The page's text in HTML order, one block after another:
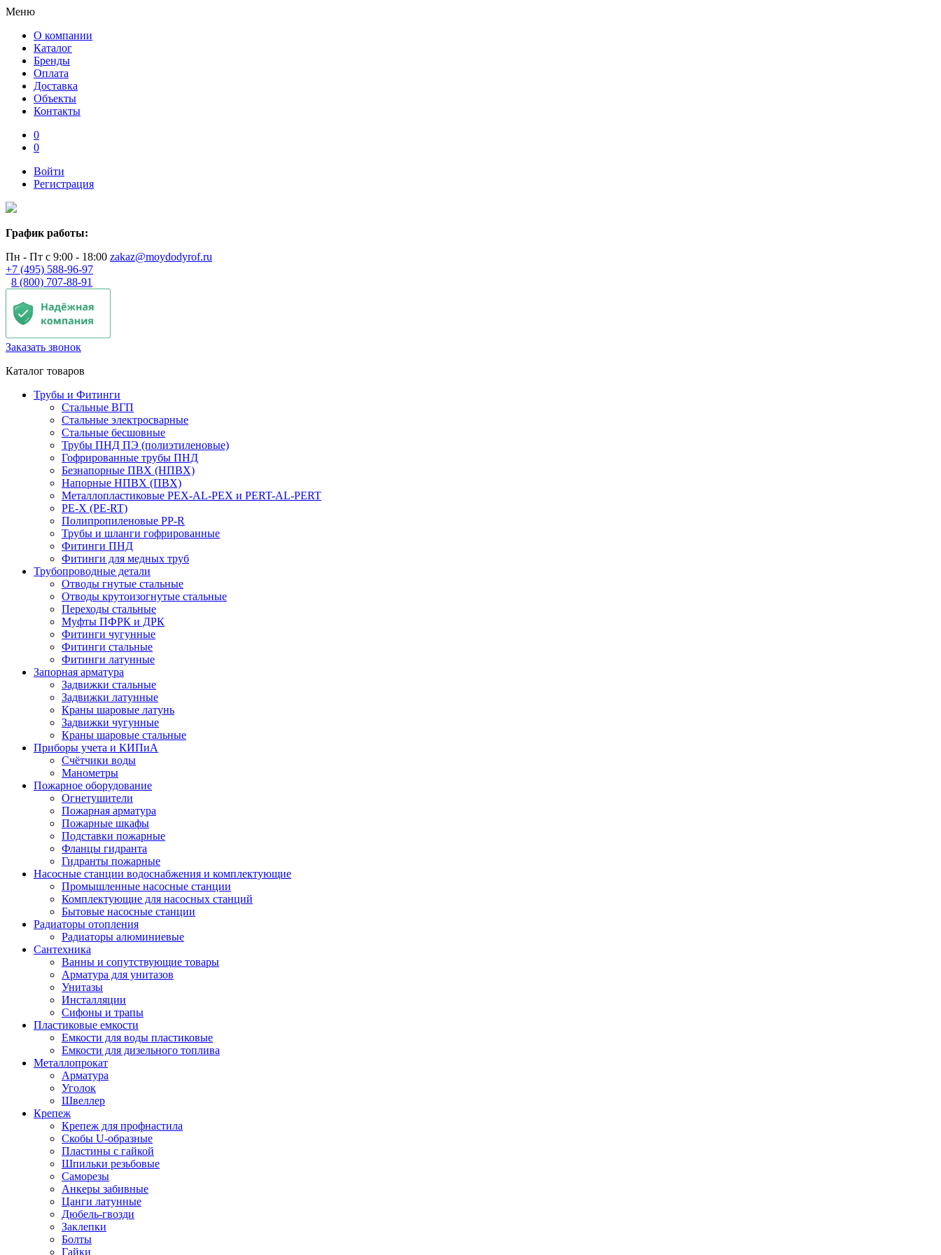
Меню
О компании
Каталог
Бренды
Оплата
Доставка
Объекты
Контакты
0
0
Войти
Регистрация
График работы:
Пн - Пт с 9:00 - 18:00 zakaz@moydodyrof.ru
+7 (495) 588-96-97
8 (800) 707-88-91
Заказать звонок
Каталог товаров
Трубы и Фитинги
Стальные ВГП
Стальные электросварные
Стальные бесшовные
Трубы ПНД ПЭ (полиэтиленовые)
Гофрированные трубы ПНД
Безнапорные ПВХ (НПВХ)
Напорные НПВХ (ПВХ)
Металлопластиковые PEX-AL-PEX и PERT-AL-PERT
PE-X (PE-RT)
Полипропиленовые PP-R
Трубы и шланги гофрированные
Фитинги ПНД
Фитинги для медных труб
Трубопроводные детали
Отводы гнутые стальные
Отводы крутоизогнутые стальные
Переходы стальные
Муфты ПФРК и ДРК
Фитинги чугунные
Фитинги стальные
Фитинги латунные
Запорная арматура
Задвижки стальные
Задвижки латунные
Краны шаровые латунь
Задвижки чугунные
Краны шаровые стальные
Приборы учета и КИПиА
Счётчики воды
Манометры
Пожарное оборудование
Огнетушители
Пожарная арматура
Пожарные шкафы
Подставки пожарные
Фланцы гидранта
Гидранты пожарные
Насосные станции водоснабжения и комплектующие
Промышленные насосные станции
Комплектующие для насосных станций
Бытовые насосные станции
Радиаторы отопления
Радиаторы алюминиевые
Сантехника
Ванны и сопутствующие товары
Арматура для унитазов
Унитазы
Инсталляции
Сифоны и трапы
Пластиковые емкости
Емкости для воды пластиковые
Емкости для дизельного топлива
Металлопрокат
Арматура
Уголок
Швеллер
Крепеж
Крепеж для профнастила
Скобы U-образные
Пластины с гайкой
Шпильки резьбовые
Саморезы
Анкеры забивные
Цанги латунные
Дюбель-гвозди
Заклепки
Болты
Гайки